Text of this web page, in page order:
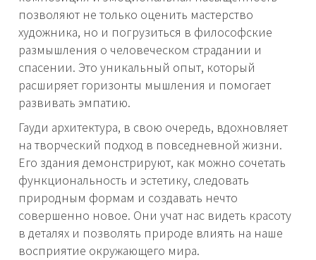
позволяют не только оценить мастерство
художника, но и погрузиться в философские
размышления о человеческом страдании и
спасении. Это уникальный опыт, который
расширяет горизонты мышления и помогает
развивать эмпатию.
Гауди архитектура, в свою очередь, вдохновляет
на творческий подход в повседневной жизни.
Его здания демонстрируют, как можно сочетать
функциональность и эстетику, следовать
природным формам и создавать нечто
совершенно новое. Они учат нас видеть красоту
в деталях и позволять природе влиять на наше
восприятие окружающего мира.